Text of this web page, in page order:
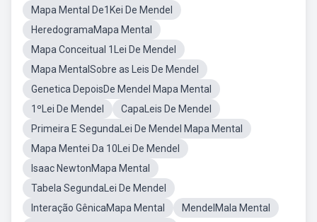
Mapa Mental De1Kei De Mendel
HeredogramaMapa Mental
Mapa Conceitual 1Lei De Mendel
Mapa MentalSobre as Leis De Mendel
Genetica DepoisDe Mendel Mapa Mental
1ºLei De Mendel
CapaLeis De Mendel
Primeira E SegundaLei De Mendel Mapa Mental
Mapa Mentei Da 10Lei De Mendel
Isaac NewtonMapa Mental
Tabela SegundaLei De Mendel
Interação GênicaMapa Mental
MendelMala Mental